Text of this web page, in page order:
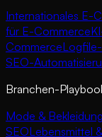
Internationales E-
für E-Commerce
Commerce
SEO-
Branchen-
Mode &
SEOLebensmittel